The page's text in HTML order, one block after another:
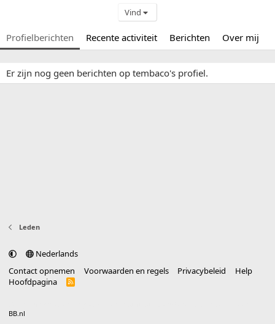
Vind
Profielberichten Recente activiteit Berichten Over mij
Er zijn nog geen berichten op tembaco's profiel.
Leden
Nederlands
Contact opnemen
Voorwaarden en regels Privacybeleid
Help
Hoofdpagina
R
BB.nl